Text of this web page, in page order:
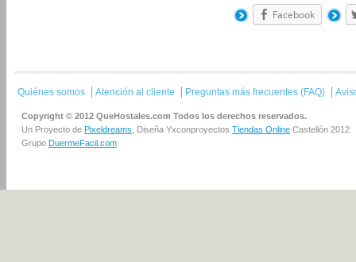
Facebook
Quiénes somos Atención al cliente Preguntas más frecuentes (FAQ)
Copyright © 2012 QueHostales.com Todos los derechos reservados.
Un Proyecto de Pixeldreams , Diseña Yxconproyectos Tiendas Online Castellón 2012
Grupo DuermeFacil.com